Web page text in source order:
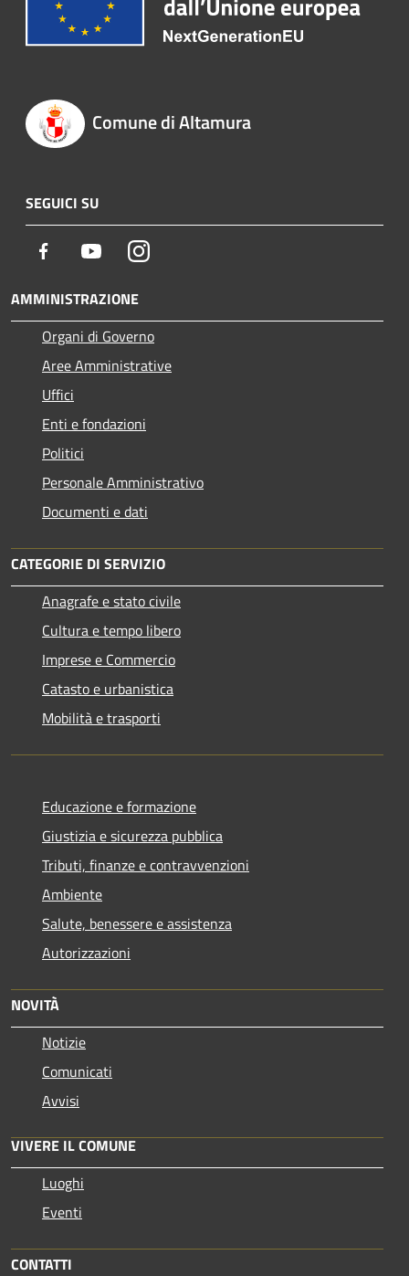
Comune di Altamura
SEGUICI SU
Facebook YoutubeInstagram
AMMINISTRAZIONE
Organi di Governo
Aree Amministrative
Uffici
Enti e fondazioni
Politici
Personale Amministrativo
Documenti e dati
CATEGORIE DI SERVIZIO
Anagrafe e stato civile
Cultura e tempo libero
Imprese e Commercio
Catasto e urbanistica
Mobilità e trasporti
Educazione e formazione
Giustizia e sicurezza pubblica
Tributi, finanze e contravvenzioni
Ambiente
Salute, benessere e assistenza
Autorizzazioni
NOVITÀ
Notizie
Comunicati
Avvisi
VIVERE IL COMUNE
Luoghi
Eventi
CONTATTI